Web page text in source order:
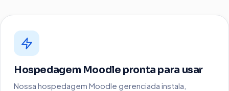
Hospedagem Moodle pronta para usar
Nossa hospedagem Moodle gerenciada instala,